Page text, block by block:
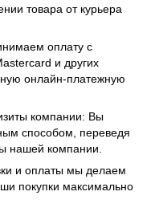
товара от курьера
оплату с
и других
онлайн-платежную
компании: Вы
способом, переведя
нашей компании.
и оплаты мы делаем
покупки максимально